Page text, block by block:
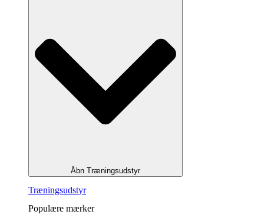
Åbn Træningsudstyr
Træningsudstyr
Populære mærker